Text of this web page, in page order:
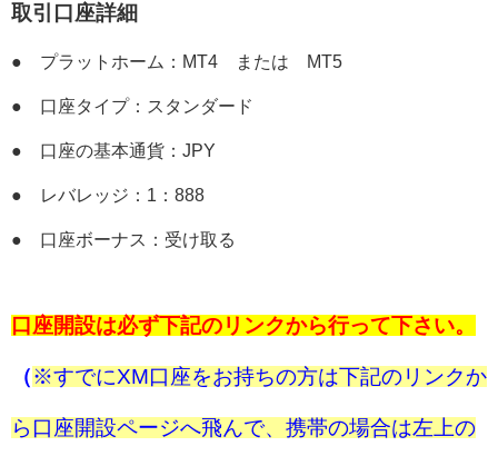
取引口座詳細
● プラットホーム：MT4 または MT5
● 口座タイプ：スタンダード
● 口座の基本通貨：JPY
● レバレッジ：1：888
● 口座ボーナス：受け取る
口座開設は必ず下記のリンクから行って下さい。
（ ※すでにXM口座をお持ちの方は下記のリンクか
ら口座開設ページへ飛んで、携帯の場合は左上の